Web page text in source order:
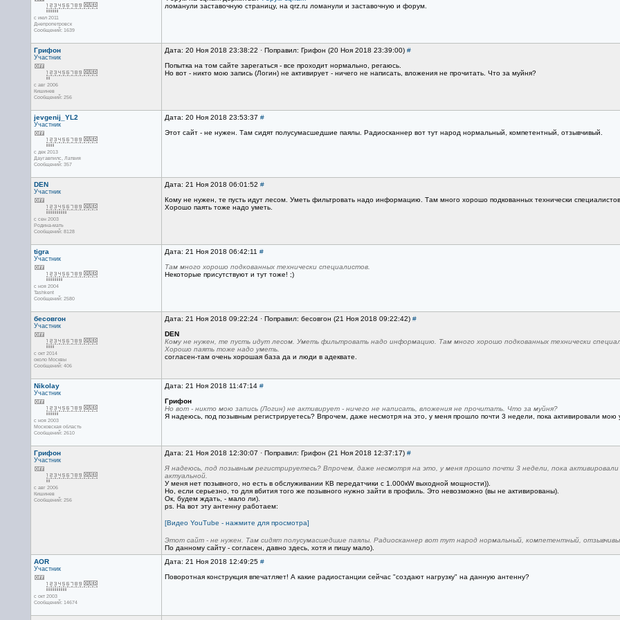
с июл 2011
Днепропетровск
Сообщений: 1639
ломанули заставочную страницу, на qrz.ru ломанули и заставочную и форум.
Грифон
Участник
с авг 2006
Кишинев
Сообщений: 256
Дата: 20 Ноя 2018 23:38:22 · Поправил: Грифон (20 Ноя 2018 23:39:00) #
Попытка на том сайте зарегаться - все проходит нормально, регаюсь.
Но вот - никто мою запись (Логин) не активирует - ничего не написать, вложения не прочитать. Что за муйня?
jevgenij_YL2
Участник
с дек 2013
Даугавпилс, Латвия
Сообщений: 357
Дата: 20 Ноя 2018 23:53:37 #
Этот сайт - не нужен. Там сидят полусумасшедшие паялы. Радиосканнер вот тут народ нормальный, компетентный, отзывчивый.
DEN
Участник
с сен 2003
Родина-мать
Сообщений: 8128
Дата: 21 Ноя 2018 06:01:52 #
Кому не нужен, те пусть идут лесом. Уметь фильтровать надо информацию. Там много хорошо подкованных технически
Хорошо паять тоже надо уметь.
tigra
Участник
с ноя 2004
Tashkent
Сообщений: 2580
Дата: 21 Ноя 2018 06:42:11 #
Там много хорошо подкованных технически специалистов.
Некоторые присутствуют и тут тоже! ;)
бесовгон
Участник
с окт 2014
около Москвы
Сообщений: 406
Дата: 21 Ноя 2018 09:22:24 · Поправил: бесовгон (21 Ноя 2018 09:22:42) #
DEN
Кому не нужен, те пусть идут лесом. Уметь фильтровать надо информацию. Там много хорошо подкованных технически
Хорошо паять тоже надо уметь.
согласен-там очень хорошая база да и люди в адеквате.
Nikolay
Участник
с ноя 2003
Московская область
Сообщений: 2610
Дата: 21 Ноя 2018 11:47:14 #
Грифон
Но вот - никто мою запись (Логин) не активирует - ничего не написать, вложения не прочитать. Что за муйня?
Я надеюсь, под позывным регистрируетесь? Впрочем, даже несмотря на это, у меня прошло почти 3 недели, пока активировали
Грифон
Участник
с авг 2006
Кишинев
Сообщений: 256
Дата: 21 Ноя 2018 12:30:07 · Поправил: Грифон (21 Ноя 2018 12:37:17) #
Я надеюсь, под позывным регистрируетесь? Впрочем, даже несмотря на это, у меня прошло почти 3 недели, пока
актуальной.
У меня нет позывного, но есть в обслуживании КВ передатчики с 1.000кW выходной мощности)).
Но, если серьезно, то для вбития того же позывного нужно зайти в профиль. Это невозможно (вы не активированы).
Ок, будем ждать, - мало ли).
ps. На вот эту антенну работаем:
[Видео YouTube - нажмите для просмотра]
Этот сайт - не нужен. Там сидят полусумасшедшие паялы. Радиосканнер вот тут народ нормальный, компетентный,
По данному сайту - согласен, давно здесь, хотя и пишу мало).
AOR
Участник
с окт 2003
Сообщений: 14674
Дата: 21 Ноя 2018 12:49:25 #
Поворотная конструкция впечатляет! А какие радиостанции сейчас "создают нагрузку" на данную антенну?